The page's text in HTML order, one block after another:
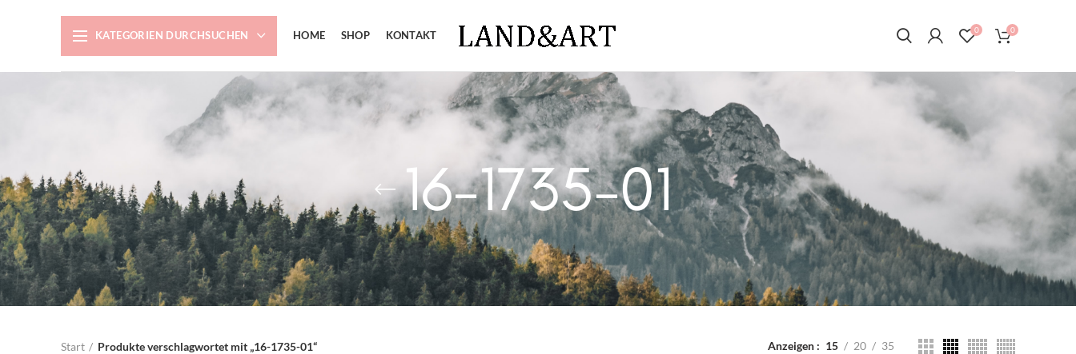
KATEGORIEN DURCHSUCHEN HOME SHOP KONTAKT 0 0
16-1735-01
Start Produkte verschlagwortet mit „16-1735-01“ Anzeigen 15 20 35